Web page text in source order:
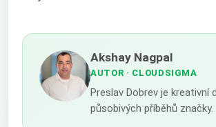
Akshay Nagpal
AUTOR · CLOUDSIGMA
Preslav Dobrev je
působivých příběhů značky.